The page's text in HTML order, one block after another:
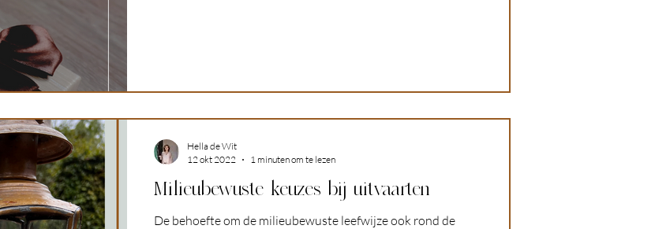
Milieubewuste keuzes bij uitvaarten
De behoefte om de milieubewuste leefwijze ook rond de
Hella de Wit
12 okt 2022
1 minuten om te lezen